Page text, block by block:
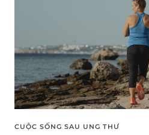
CUỘC SỐNG SAU UNG THƯ